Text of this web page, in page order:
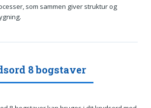
som sammen giver struktur og
8 bogstaver